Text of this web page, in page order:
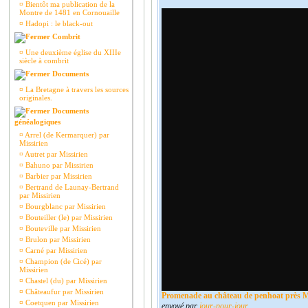
¤ Bientôt ma publication de la
Montre de 1481 en Cornouaille
¤ Hadopi : le black-out
Combrit
¤ Une deuxième église du XIIIe
siècle à combrit
Documents
¤ La Bretagne à travers les sources
originales.
Documents
généalogiques
¤ Arrel (de Kermarquer) par
Missirien
¤ Autret par Missirien
¤ Bahuno par Missirien
¤ Barbier par Missirien
¤ Bertrand de Launay-Bertrand
par Missirien
¤ Bourgblanc par Missirien
¤ Bouteiller (le) par Missirien
¤ Bouteville par Missirien
¤ Brulon par Missirien
¤ Carné par Missirien
¤ Champion (de Cicé) par
Missirien
¤ Chastel (du) par Missirien
¤ Châteaufur par Missirien
¤ Coetquen par Missirien
Promenade au château de penhoat près
envoyé par jour-pour-jour